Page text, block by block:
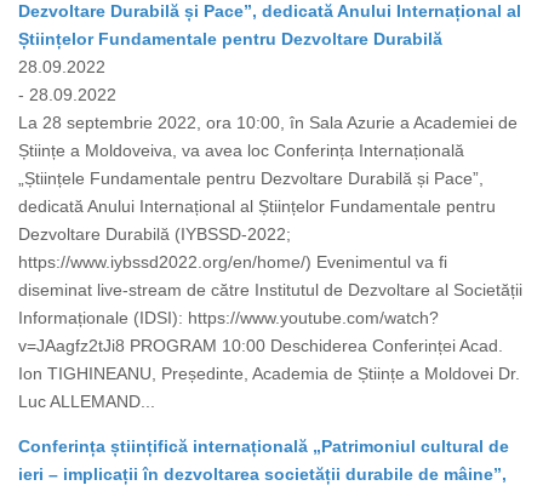
Dezvoltare Durabilă și Pace”, dedicată Anului Internațional al
Științelor Fundamentale pentru Dezvoltare Durabilă
28.09.2022
- 28.09.2022
La 28 septembrie 2022, ora 10:00, în Sala Azurie a Academiei de
Științe a Moldoveiva, va avea loc Conferința Internațională
„Științele Fundamentale pentru Dezvoltare Durabilă și Pace”,
dedicată Anului Internațional al Științelor Fundamentale pentru
Dezvoltare Durabilă (IYBSSD-2022;
https://www.iybssd2022.org/en/home/) Evenimentul va fi
diseminat live-stream de către Institutul de Dezvoltare al Societății
Informaționale (IDSI): https://www.youtube.com/watch?
v=JAagfz2tJi8 PROGRAM 10:00 Deschiderea Conferinței Acad.
Ion TIGHINEANU, Președinte, Academia de Științe a Moldovei Dr.
Luc ALLEMAND...
Conferința științifică internațională „Patrimoniul cultural de
ieri – implicații în dezvoltarea societății durabile de mâine”,